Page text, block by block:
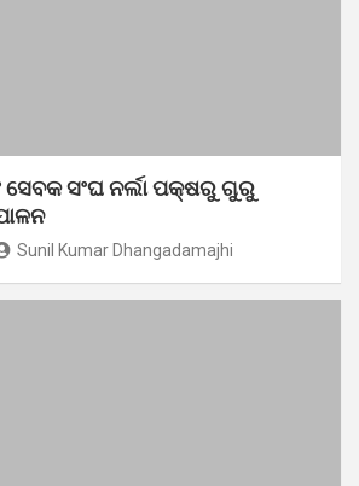
ସେବକ ସଂଘ ନର୍ଲା ପକ୍ଷରୁ ଗୁରୁ
Sunil Kumar Dhangadamajhi